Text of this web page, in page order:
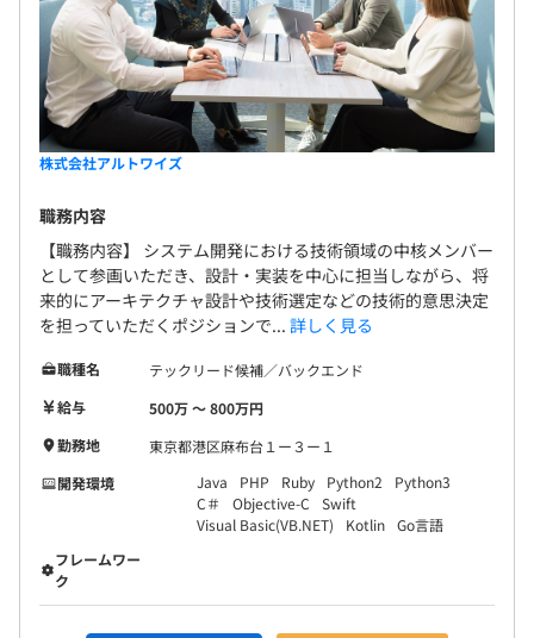
株式会社アルトワイズ
職務内容
【職務内容】 システム開発における技術領域の中核メンバー
として参画いただき、設計・実装を中心に担当しながら、将
来的にアーキテクチャ設計や技術選定などの技術的意思決定
を担っていただくポジションで... 詳しく見る
職種名
テックリード候補／バックエンド
給与
500万 〜 800万円
勤務地
東京都港区麻布台１ー３ー１
開発環境
Java PHP Ruby Python2
Python3
C＃
Objective-C
Swift
Visual Basic(VB.NET)
Kotlin Go言語
フレームワー
ク